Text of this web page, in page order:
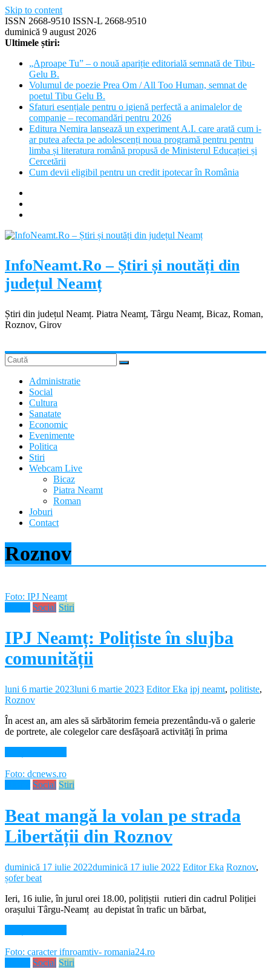
Skip to content
ISSN 2668-9510 ISSN-L 2668-9510
duminică 9 august 2026
Ultimele știri:
„Aproape Tu” – o nouă apariție editorială semnată de Tibu-
Gelu B.
Volumul de poezie Prea Om / All Too Human, semnat de
poetul Tibu Gelu B.
Sfaturi esențiale pentru o igienă perfectă a animalelor de
companie – recomandări pentru 2026
Editura Nemira lansează un experiment A.I. care arată cum i-
ar putea afecta pe adolescenți noua programă pentru pentru
limba și literatura română propusă de Ministerul Educației și
Cercetării
Cum devii eligibil pentru un credit ipotecar în România
InfoNeamt.Ro – Știri și noutăți din
județul Neamț
Știri din județul Neamț. Piatra Neamț, Târgu Neamț, Bicaz, Roman,
Roznov, Girov
Administratie
Social
Cultura
Sanatate
Economic
Evenimente
Politica
Stiri
Webcam Live
Bicaz
Piatra Neamt
Roman
Joburi
Contact
Roznov
Foto: IPJ Neamț
Social Stiri
IPJ Neamț: Polițiste în slujba
comunității
luni 6 martie 2023luni 6 martie 2023 Editor Eka ipj neamt, politiste,
Roznov
În acest an, am ales să sărbătorim femeia prezentându-vă o galerie
de portrete, ale colegelor care desfășoară activități în prima
Foto: dcnews.ro
Social Stiri
Beat mangă la volan pe strada
Libertății din Roznov
duminică 17 iulie 2022duminică 17 iulie 2022 Editor Eka Roznov,
șofer beat
Ieri, 16 iulie, în jurul orei 18.00, polițiștii rutieri din cadrul Poliției
orașului Târgu-Neamț au depistat în trafic un bărbat,
Foto: caracter ifnroamtiv- romania24.ro
Social Stiri